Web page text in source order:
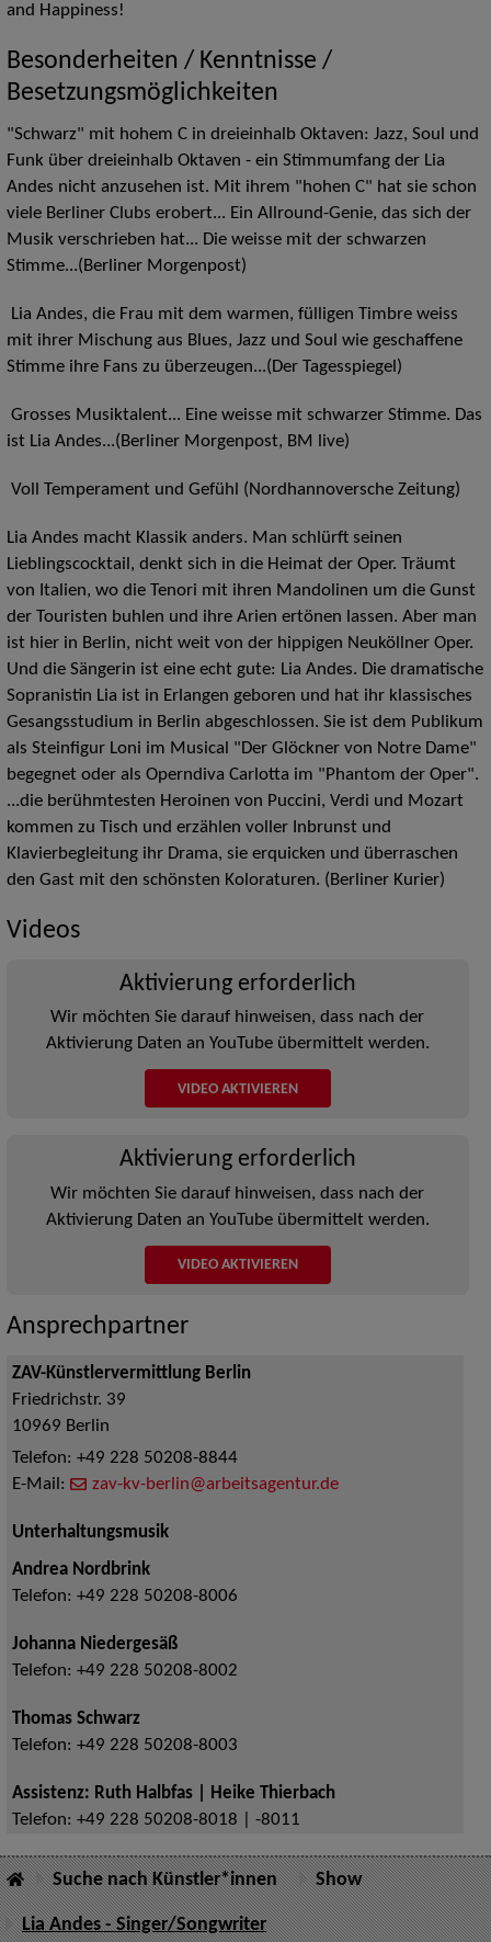
and Happiness!
Besonderheiten / Kenntnisse /
Besetzungsmöglichkeiten
"Schwarz" mit hohem C in dreieinhalb Oktaven: Jazz, Soul und
Funk über dreieinhalb Oktaven - ein Stimmumfang der Lia
Andes nicht anzusehen ist. Mit ihrem "hohen C" hat sie schon
viele Berliner Clubs erobert... Ein Allround-Genie, das sich der
Musik verschrieben hat... Die weisse mit der schwarzen
Stimme...(Berliner Morgenpost)
Lia Andes, die Frau mit dem warmen, fülligen Timbre weiss
mit ihrer Mischung aus Blues, Jazz und Soul wie geschaffene
Stimme ihre Fans zu überzeugen...(Der Tagesspiegel)
Grosses Musiktalent... Eine weisse mit schwarzer Stimme. Das
ist Lia Andes...(Berliner Morgenpost, BM live)
Voll Temperament und Gefühl (Nordhannoversche Zeitung)
Lia Andes macht Klassik anders. Man schlürft seinen
Lieblingscocktail, denkt sich in die Heimat der Oper. Träumt
von Italien, wo die Tenori mit ihren Mandolinen um die Gunst
der Touristen buhlen und ihre Arien ertönen lassen. Aber man
ist hier in Berlin, nicht weit von der hippigen Neuköllner Oper.
Und die Sängerin ist eine echt gute: Lia Andes. Die dramatische
Sopranistin Lia ist in Erlangen geboren und hat ihr klassisches
Gesangsstudium in Berlin abgeschlossen. Sie ist dem Publikum
als Steinfigur Loni im Musical "Der Glöckner von Notre Dame"
begegnet oder als Operndiva Carlotta im "Phantom der Oper".
...die berühmtesten Heroinen von Puccini, Verdi und Mozart
kommen zu Tisch und erzählen voller Inbrunst und
Klavierbegleitung ihr Drama, sie erquicken und überraschen
den Gast mit den schönsten Koloraturen. (Berliner Kurier)
Videos
Aktivierung erforderlich
Wir möchten Sie darauf hinweisen, dass nach der
Aktivierung Daten an YouTube übermittelt werden.
VIDEO AKTIVIEREN
Aktivierung erforderlich
Wir möchten Sie darauf hinweisen, dass nach der
Aktivierung Daten an YouTube übermittelt werden.
VIDEO AKTIVIEREN
Ansprechpartner
ZAV-Künstlervermittlung Berlin
Friedrichstr. 39
10969 Berlin
Telefon: +49 228 50208-8844
E-Mail:
zav-kv-berlin@arbeitsagentur.de
Unterhaltungsmusik
Andrea Nordbrink
Telefon: +49 228 50208-8006
Johanna Niedergesäß
Telefon: +49 228 50208-8002
Thomas Schwarz
Telefon: +49 228 50208-8003
Assistenz: Ruth Halbfas | Heike Thierbach
Telefon: +49 228 50208-8018 | -8011
Suche nach Künstler*innen Show
Lia Andes - Singer/Songwriter